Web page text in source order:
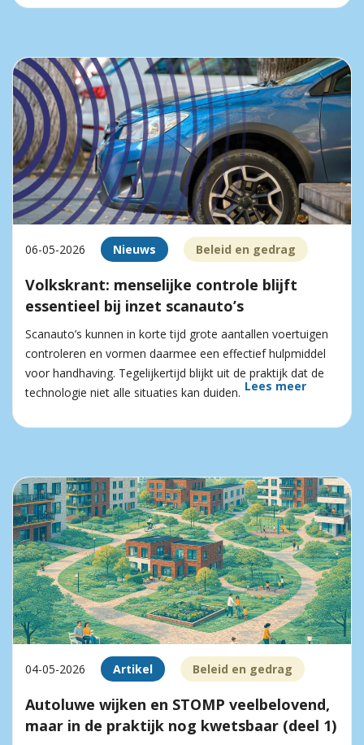
06-05-2026 Nieuws Beleid en gedrag
Volkskrant: menselijke controle blijft
essentieel bij inzet scanauto’s
Scanauto’s kunnen in korte tijd grote aantallen voertuigen
controleren en vormen daarmee een effectief hulpmiddel
voor handhaving. Tegelijkertijd blijkt uit de praktijk dat de
technologie niet alle situaties kan duiden. Lees meer
04-05-2026 Artikel Beleid en gedrag
Autoluwe wijken en STOMP veelbelovend,
maar in de praktijk nog kwetsbaar (deel 1)